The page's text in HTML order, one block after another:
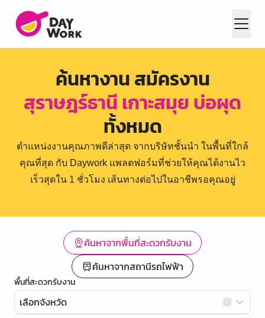
ค้นหางาน สมัครงาน
สุราษฎร์ธานี เกาะสมุย บ่อผุด
ทั้งหมด
ตำแหน่งงานคุณภาพดีล่าสุด จากบริษัทชั้นนำ ในพื้นที่ใกล้
คุณที่สุด กับ Daywork แพลตฟอร์มที่ช่วยให้คุณได้งานไว
เร็วสุดใน 1 ชั่วโมง เส้นทางต่อไปในอาชีพรอคุณอยู่
ค้นหาจากพื้นที่สะดวกรับงาน
ค้นหาจากสถานีรถไฟฟ้า
พื้นที่สะดวกรับงาน
เลือกจังหวัด